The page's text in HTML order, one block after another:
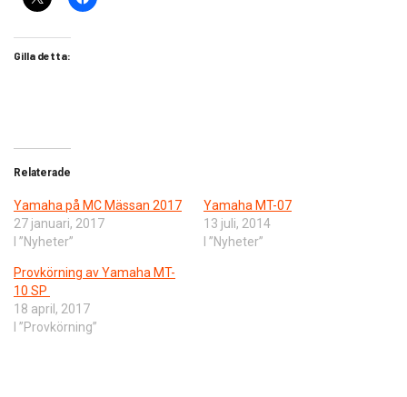
Gilla detta:
Relaterade
Yamaha på MC Mässan 2017
27 januari, 2017
I ”Nyheter”
Yamaha MT-07
13 juli, 2014
I ”Nyheter”
Provkörning av Yamaha MT-
10 SP
18 april, 2017
I ”Provkörning”